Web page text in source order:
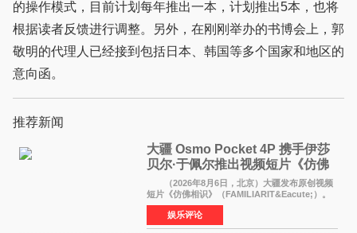
的操作模式，目前计划每年推出一本，计划推出5本，也将
根据读者反馈进行调整。另外，在刚刚举办的书博会上，郭
敬明的代理人已经接到包括日本、韩国等多个国家和地区的
意向函。
推荐新闻
大疆 Osmo Pocket 4P 携手伊莎
贝尔·于佩尔推出视频短片《仿佛
相识》
（2026年8月6日，北京）大疆发布原创视频
短片《仿佛相识》（FAMILIARIT&Eacute;）。
视频短片由戛纳国际电影节最佳女演员伊莎贝尔·
于佩尔（Isabelle Huppert）主演，全程使用大
疆首款双主摄口
娱乐评论